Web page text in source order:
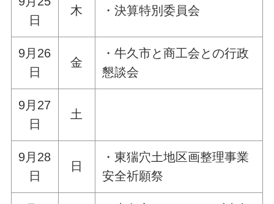
日
木 ・決算特別委員会
9月26
日
金
・牛久市と商工会との行政
懇談会
9月27
日
土
9月28
日
日
・東猯穴土地区画整理事業
安全祈願祭